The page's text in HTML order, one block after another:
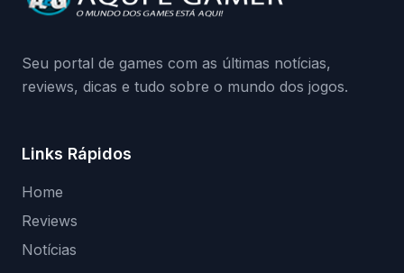
medidas contra acessos não autorizados
Seu portal de games com as últimas notícias,
reviews, dicas e tudo sobre o mundo dos jogos.
Links Rápidos
Home
Reviews
Notícias